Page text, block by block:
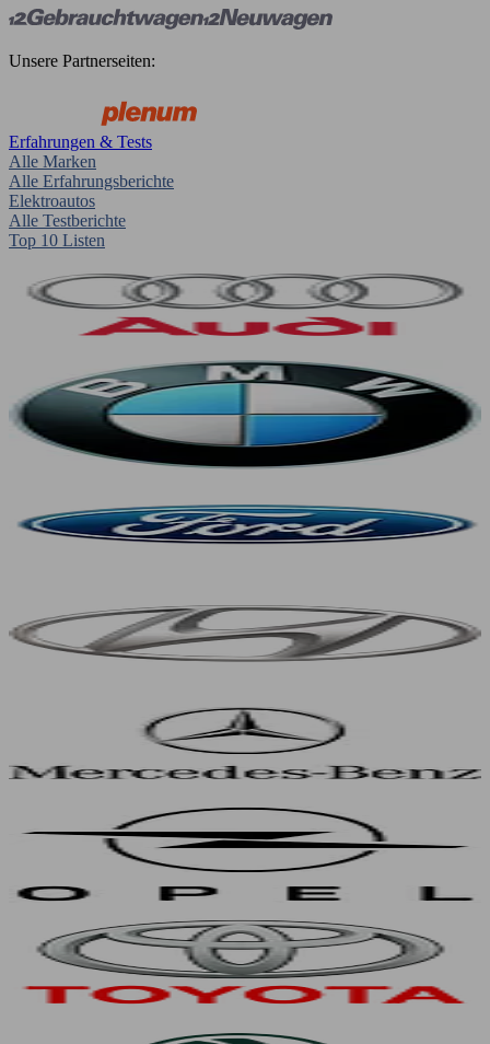
Unsere Partnerseiten:
Erfahrungen & Tests
Alle Marken
Alle Erfahrungsberichte
Elektroautos
Alle Testberichte
Top 10 Listen